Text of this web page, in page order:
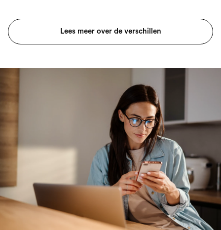
Lees meer over de verschillen